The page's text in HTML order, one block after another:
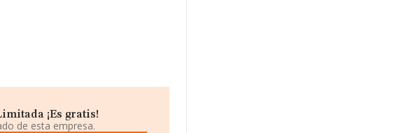
¡Es gratis!
de esta empresa.